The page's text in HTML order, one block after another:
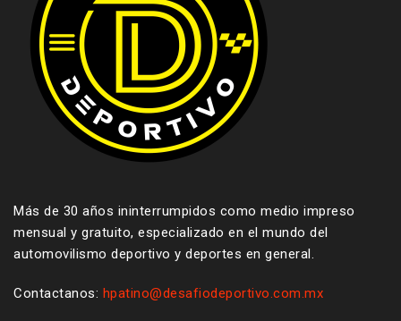
Más de 30 años ininterrumpidos como medio impreso
mensual y gratuito, especializado en el mundo del
automovilismo deportivo y deportes en general.
Contactanos: hpatino@desafiodeportivo.com.mx